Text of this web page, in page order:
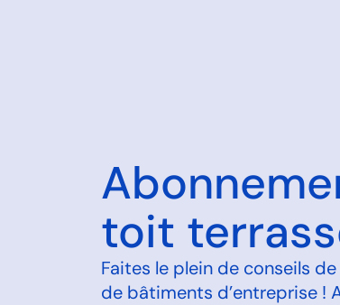
toit
Faites le plein de conseils
de bâtiments d’entreprise !